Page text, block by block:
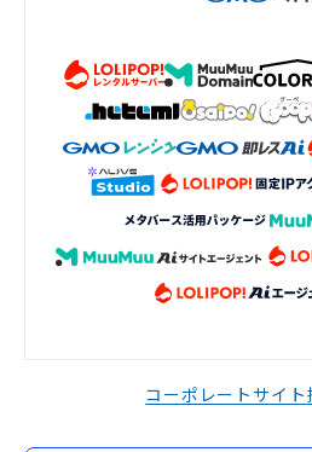
コーポレートサイト